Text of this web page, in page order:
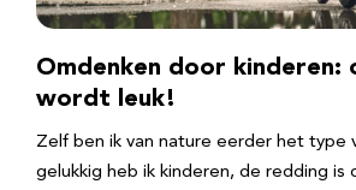
Omdenken door kinderen:
wordt leuk!
Zelf ben ik van nature eerder het type
gelukkig heb ik kinderen, de redding is